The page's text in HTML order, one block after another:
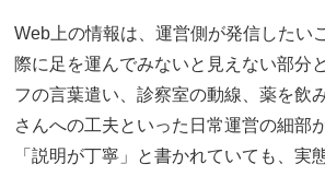
Web上の情報は、運営側が発信したい
際に足を運んでみないと見えない部分
フの言葉遣い、診察室の動線、薬を飲
さんへの工夫といった日常運営の細部
「説明が丁寧」と書かれていても、実